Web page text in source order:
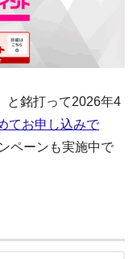
と銘打って2026年4
てお申し込みで
ペーンも実施中で